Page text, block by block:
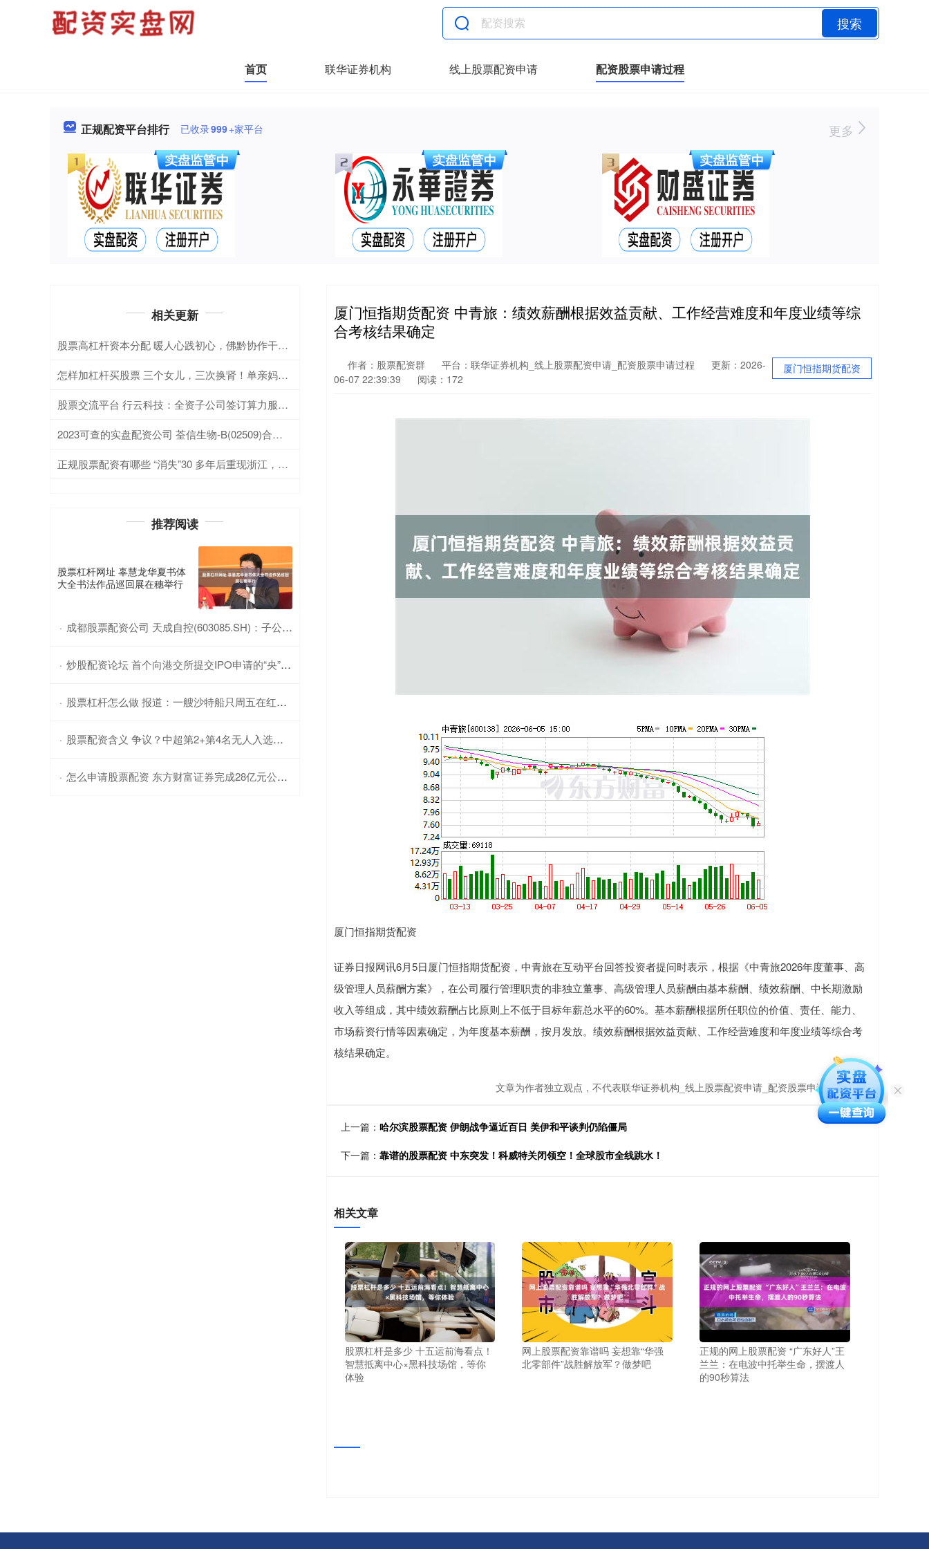
搜索
首页 联华证券机构 线上股票配资申请 配资股票申请过程
正规配资平台排行 已收录999+家平台 更多
厦门恒指期货配资 中青旅：绩效薪酬根据效益贡献、工作经营难度和年度业绩等综
合考核结果确定
厦门恒指期货配资
作者：股票配资群 平台：联华证券机构_线上股票配资申请_配资股票申请过程
更新：2026-
06-07 22:39:39
阅读：172
厦门恒指期货配资
证券日报网讯6月5日厦门恒指期货配资，中青旅在互动平台回答投资者提问时表示，根据《中青旅2026年度董事、高
级管理人员薪酬方案》，在公司履行管理职责的非独立董事、高级管理人员薪酬由基本薪酬、绩效薪酬、中长期激励
收入等组成，其中绩效薪酬占比原则上不低于目标年薪总水平的60%。基本薪酬根据所任职位的价值、责任、能力、
市场薪资行情等因素确定，为年度基本薪酬，按月发放。绩效薪酬根据效益贡献、工作经营难度和年度业绩等综合考
核结果确定。
文章为作者独立观点，不代表联华证券机构_线上股票配资申请_配资股票申请过程观点
上一篇： 哈尔滨股票配资 伊朗战争逼近百日 美伊和平谈判仍陷僵局
下一篇： 靠谱的股票配资 中东突发！科威特关闭领空！全球股市全线跳水！
相关文章
股票杠杆是多少 十五运前海看点！
智慧抵离中心×黑科技场馆，等你
体验
网上股票配资靠谱吗 妄想靠“华强
北零部件”战胜解放军？做梦吧
正规的网上股票配资 “广东好人”王
兰兰：在电波中托举生命，摆渡人
的90秒算法
相关更新
股票高杠杆资本分配 暖人心践初心，佛黔协作干部何伟棠三年助残记
怎样加杠杆买股票 三个女儿，三次换肾！单亲妈妈坚持求医，中山一院助孩子们改写透析命运
股票交流平台 行云科技：全资子公司签订算力服务补充协议 合同额增至30.53亿元
2023可查的实盘配资公司 荃信生物-B(02509)合作伙伴Caldera Therapeutics拟与Synlogic合并登陆纳斯达克 并同步募资 2.78 亿美元
正规股票配资有哪些 “消失”30 多年后重现浙江，2022年，护林员在集水桶中发现
推荐阅读
股票杠杆网址 辜慧龙华夏书体
大全书法作品巡回展在穗举行
· 成都股票配资公司 天成自控(603085.SH)：子公司收到客户项目定点通知
· 炒股配资论坛 首个向港交所提交IPO申请的“央”字头新能源车企，阿维塔的破冰逻辑是什么？
· 股票杠杆怎么做 报道：一艘沙特船只周五在红海航行时遭袭击
· 股票配资含义 争议？中超第2+第4名无人入选国足！垫底队3人，海港5将成国脚大户
· 怎么申请股票配资 东方财富证券完成28亿元公司债券发行